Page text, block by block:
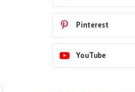
Pinterest
YouTube